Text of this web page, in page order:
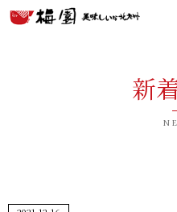
梅園
新
園/河豚最中・うに・からし明太